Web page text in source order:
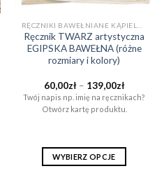
Ręcznik TWARZ artystyczna
EGIPSKA BAWEŁNA (różne
rozmiary i kolory)
60,00zł – 139,00złZakres
cen:
od
60,00zł
Twój napis np. imię na ręcznikach?
Otwórz kartę produktu.
WYBIERZ OPCJE